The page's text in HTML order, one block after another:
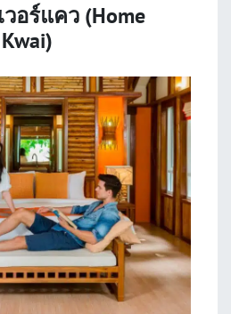
อร์แคว (Home